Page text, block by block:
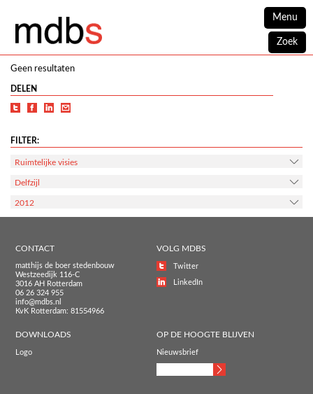
Menu
Zoek
Geen resultaten
DELEN
FILTER:
Ruimtelijke visies
Delfzijl
2012
CONTACT
matthijs de boer stedenbouw
Westzeedijk 116-C
3016 AH Rotterdam
06 26 324 955
info@mdbs.nl
KvK Rotterdam: 81554966
VOLG MDBS
Twitter
LinkedIn
DOWNLOADS
Logo
OP DE HOOGTE BLIJVEN
Nieuwsbrief